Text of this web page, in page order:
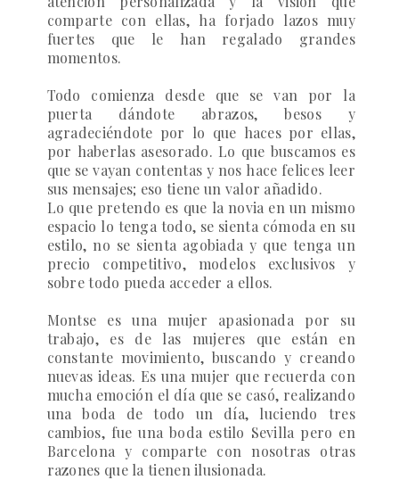
comparte con ellas, ha forjado lazos muy
fuertes que le han regalado grandes
momentos.
Todo comienza desde que se van por la
puerta dándote abrazos, besos y
agradeciéndote por lo que haces por ellas,
por haberlas asesorado. Lo que buscamos es
que se vayan contentas y nos hace felices leer
sus mensajes; eso tiene un valor añadido.
Lo que pretendo es que la novia en un mismo
espacio lo tenga todo, se sienta cómoda en su
estilo, no se sienta agobiada y que tenga un
precio competitivo, modelos exclusivos y
sobre todo pueda acceder a ellos.
Montse es una mujer apasionada por su
trabajo, es de las mujeres que están en
constante movimiento, buscando y creando
nuevas ideas. Es una mujer que recuerda con
mucha emoción el día que se casó, realizando
una boda de todo un día, luciendo tres
cambios, fue una boda estilo Sevilla pero en
Barcelona y comparte con nosotras otras
razones que la tienen ilusionada.